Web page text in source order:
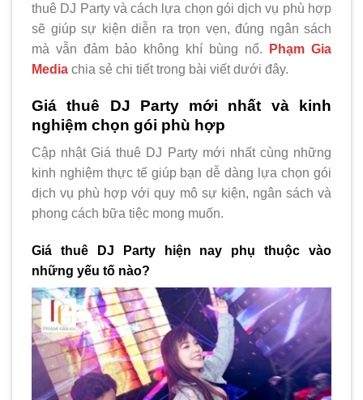
thuê DJ Party và cách lựa chọn gói dịch vụ phù hợp
sẽ giúp sự kiện diễn ra trọn vẹn, đúng ngân sách
mà vẫn đảm bảo không khí bùng nổ.
Phạm Gia
Media chia sẻ chi tiết trong bài viết dưới đây.
Giá thuê DJ Party mới nhất và kinh
nghiệm chọn gói phù hợp
Cập nhật Giá thuê DJ Party mới nhất cùng những
kinh nghiệm thực tế giúp bạn dễ dàng lựa chọn gói
dịch vụ phù hợp với quy mô sự kiện, ngân sách và
phong cách bữa tiệc mong muốn.
Giá thuê DJ Party hiện nay phụ thuộc vào
những yếu tố nào?